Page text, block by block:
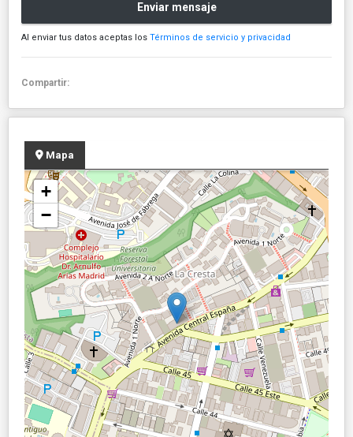
Enviar mensaje
Al enviar tus datos aceptas los Términos de servicio y privacidad
Compartir:
Mapa
+
−